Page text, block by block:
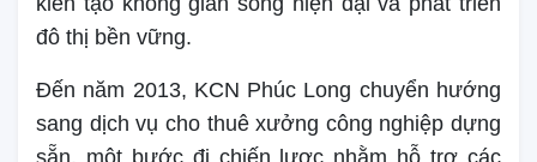
đô thị bền vững.
Đến năm 2013, KCN Phúc Long chuyển hướng
sang dịch vụ cho thuê xưởng công nghiệp dựng
sẵn, một bước đi chiến lược nhằm hỗ trợ các